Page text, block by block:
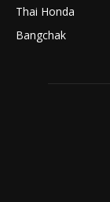
Thai Honda
Bangchak